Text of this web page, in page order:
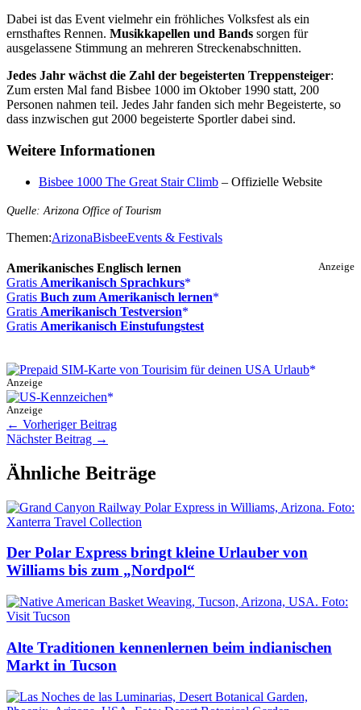
Dabei ist das Event vielmehr ein fröhliches Volksfest als ein
ernsthaftes Rennen. Musikkapellen und Bands sorgen für
ausgelassene Stimmung an mehreren Streckenabschnitten.
Jedes Jahr wächst die Zahl der begeisterten Treppensteiger:
Zum ersten Mal fand Bisbee 1000 im Oktober 1990 statt, 200
Personen nahmen teil. Jedes Jahr fanden sich mehr Begeisterte, so
dass inzwischen gut 2000 begeisterte Sportler dabei sind.
Weitere Informationen
Bisbee 1000 The Great Stair Climb – Offizielle Website
Quelle: Arizona Office of Tourism
Themen:ArizonaBisbeeEvents & Festivals
Anzeige
Amerikanisches Englisch lernen
Gratis Amerikanisch Sprachkurs
Gratis Buch zum Amerikanisch lernen
Gratis Amerikanisch Testversion
Gratis Amerikanisch Einstufungstest
Anzeige
Anzeige
← Vorheriger Beitrag
Nächster Beitrag →
Ähnliche Beiträge
Der Polar Express bringt kleine Urlauber von
Williams bis zum „Nordpol“
Alte Traditionen kennenlernen beim indianischen
Markt in Tucson